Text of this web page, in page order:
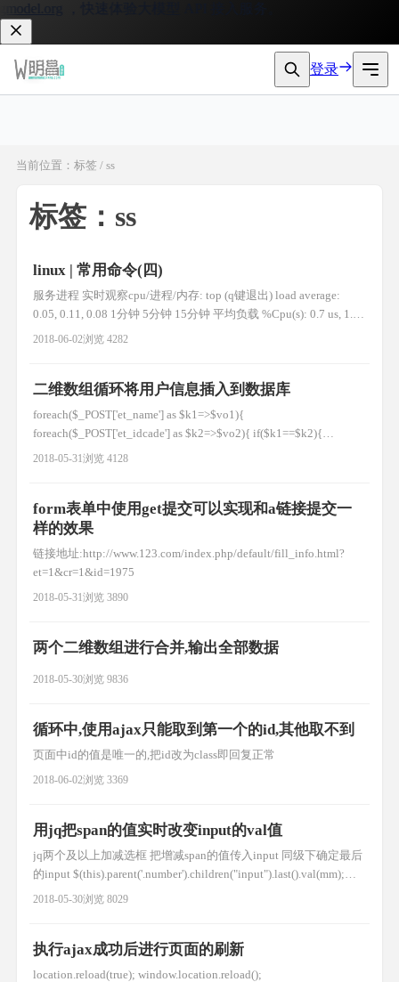
，快速体验大模型 API 接入服务。
登录
当前位置：标签 / ss
标签：ss
linux | 常用命令(四)
服务进程 实时观察cpu/进程/内存: top (q键退出) load average:
0.05, 0.11, 0.08 1分钟 5分钟 15分钟 平均负载 %Cpu(s): 0.7 us, 1.4
sy, 0.0 ni, 97.8 id, 0.0 wa, 0.0 hi, 0.0 si, 0.0 st 空闲率97.8 id 越大越
2018-06-02浏览 4282
二维数组循环将用户信息插入到数据库
foreach($_POST['et_name'] as $k1=>$vo1){
foreach($_POST['et_idcade'] as $k2=>$vo2){ if($k1==$k2){
$arr[$k1]['name'] = $vo1; $arr[$k1]['idcade'] = $vo2; } } }
2018-05-31浏览 4128
form表单中使用get提交可以实现和a链接提交一
样的效果
链接地址:http://www.123.com/index.php/default/fill_info.html?
et=1&cr=1&id=1975
2018-05-31浏览 3890
两个二维数组进行合并,输出全部数据
2018-05-30浏览 9836
循环中,使用ajax只能取到第一个的id,其他取不到
页面中id的值是唯一的,把id改为class即回复正常
2018-06-02浏览 3369
用jq把span的值实时改变input的val值
jq两个及以上加减选框 把增减span的值传入input 同级下确定最后
的input $(this).parent('.number').children("input").last().val(mm);
//html 儿童价 1 ￥50 成人价 1 ￥100 //jq $(".ticket_species_3
2018-05-30浏览 8029
执行ajax成功后进行页面的刷新
location.reload(true); window.location.reload();